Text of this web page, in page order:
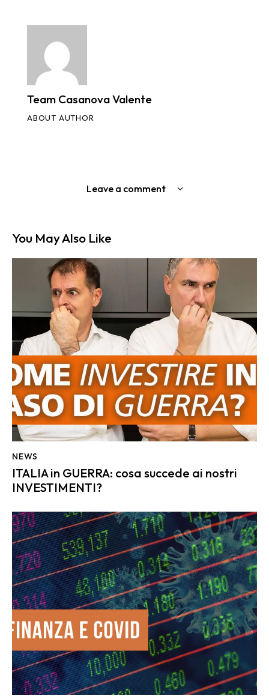
Team Casanova Valente
ABOUT AUTHOR
Leave a comment
You May Also Like
NEWS
ITALIA in GUERRA: cosa succede ai nostri
INVESTIMENTI?